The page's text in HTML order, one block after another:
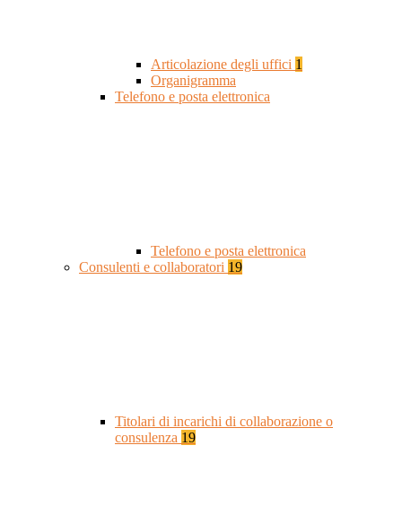
Articolazione degli uffici 1
Organigramma
Telefono e posta elettronica
Telefono e posta elettronica
Consulenti e collaboratori 19
Titolari di incarichi di collaborazione o
consulenza 19